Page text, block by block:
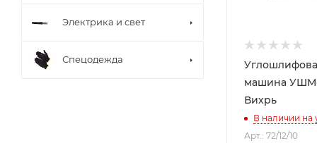
машина УШМ-
Вихрь
В наличии на
Арт.: 72/12/10
Электрика и свет
Спецодежда